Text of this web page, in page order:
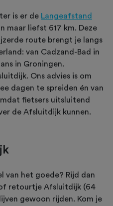
is er de Langeafstand
maar liefst 617 km. Deze
route brengt je langs
van Cadzand-Bad in
in Groningen.
Ons advies is om
dagen te spreiden én van
fietsers uitsluitend
de Afsluitdijk kunnen.
van het goede? Rijd dan
retourtje Afsluitdijk (64
gewoon rijden. Kom je